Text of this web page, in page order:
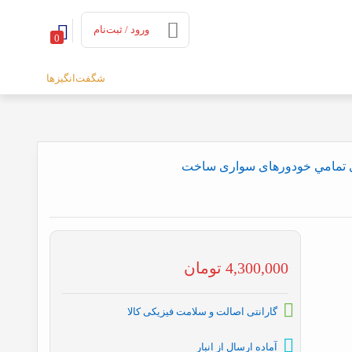
0
ورود / ثبت‌نام
شگفت‌انگیزها
7 عددی فشار قوی تمامي خودورهای سواری ساخت
4,300,000 تومان
گارانتی اصالت و سلامت فیزیکی کالا
آماده ارسال از انبار